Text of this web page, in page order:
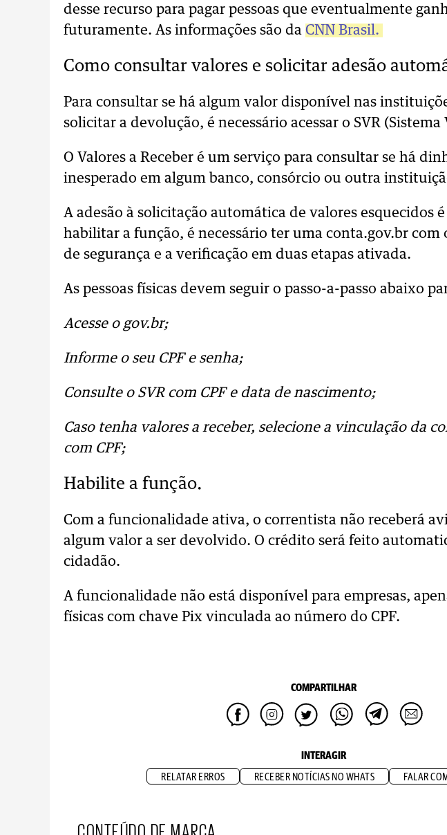
desse recurso para pagar pessoas que eventualmente
futuramente. As informações são da CNN Brasil.
Como consultar valores e solicitar adesão
Para consultar se há algum valor disponível nas
solicitar a devolução, é necessário acessar o SVR (Sistema
O Valores a Receber é um serviço para consultar se há
inesperado em algum banco, consórcio ou outra
A adesão à solicitação automática de valores esquecidos
habilitar a função, é necessário ter uma conta.gov.br com
de segurança e a verificação em duas etapas ativada.
As pessoas físicas devem seguir o passo-a-passo abaixo
Acesse o gov.br;
Informe o seu CPF e senha;
Consulte o SVR com CPF e data de nascimento;
Caso tenha valores a receber, selecione a vinculação da
com CPF;
Habilite a função.
Com a funcionalidade ativa, o correntista não receberá
algum valor a ser devolvido. O crédito será feito
cidadão.
A funcionalidade não está disponível para empresas,
físicas com chave Pix vinculada ao número do CPF.
COMPARTILHAR
INTERAGIR
RELATAR ERROS RECEBER NOTÍCIAS NO WHATS FALAR
CONTEÚDO DE MARCA